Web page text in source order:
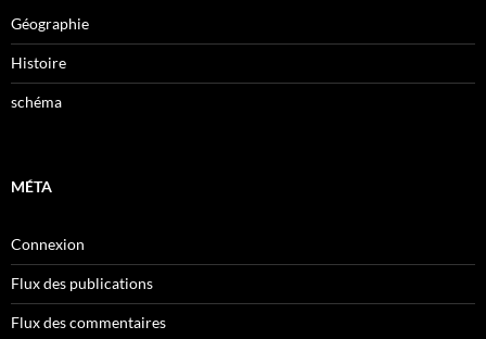
Géographie
Histoire
schéma
MÉTA
Connexion
Flux des publications
Flux des commentaires